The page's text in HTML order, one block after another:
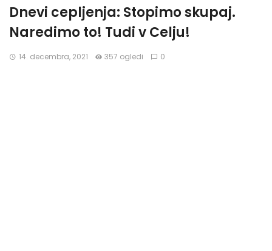
Dnevi cepljenja: Stopimo skupaj.
Naredimo to! Tudi v Celju!
14. decembra, 2021 357 ogledi 0